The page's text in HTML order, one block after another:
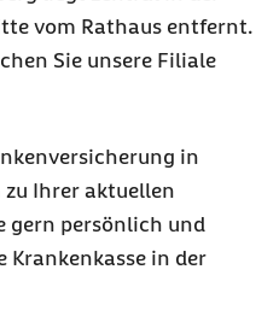
vom Rathaus entfernt.
Sie unsere Filiale
in
zu Ihrer aktuellen
gern persönlich und
Krankenkasse in der